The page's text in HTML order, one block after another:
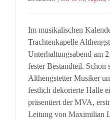
Im musikalischen
Trachtenkapelle
Unterhaltungsabend am
fester Bestandteil. Schon
Althengstetter Musiker
festlich dekorierte Halle
präsentiert der MVA,
Leitung von Maximilian